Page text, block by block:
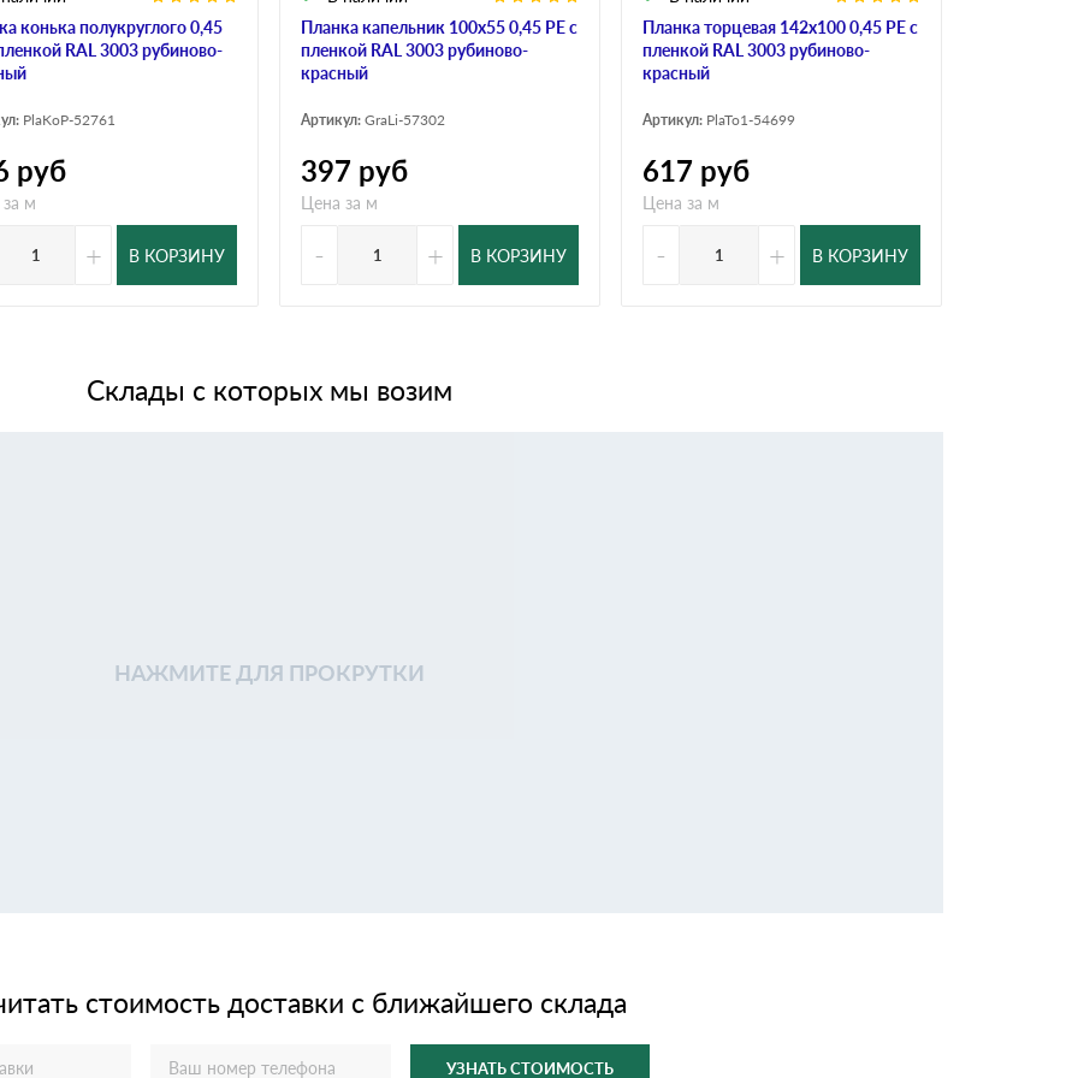
конька полукруглого 0,45
RAL 3003 рубиново-
PlaKoP-52761
руб
м
+ В КОРЗИНУ
Планка капельник 100х55 0,45 PE с
пленкой RAL 3003 рубиново-
красный
Артикул: GraLi-57302
397 руб
Цена за м
- + В КОРЗИНУ
Планка торцевая 142х100 0,45 PE с
пленкой RAL 3003 рубиново-
красный
Артикул: PlaTo1-54699
617 руб
Цена за м
- + В КОРЗИНУ
Склады с которых мы возим
НАЖМИТЕ ДЛЯ ПРОКРУТКИ
стоимость доставки с ближайшего склада
УЗНАТЬ СТОИМОСТЬ